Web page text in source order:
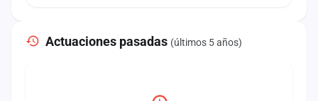
Actuaciones pasadas (últimos 5 años)